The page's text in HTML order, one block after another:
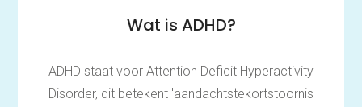
Wat is ADHD?
ADHD staat voor Attention Deficit Hyperactivity
Disorder, dit betekent 'aandachtstekortstoornis